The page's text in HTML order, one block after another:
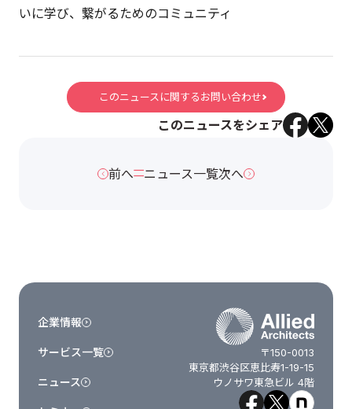
いに学び、繋がるためのコミュニティ
このニュースに関するお問い合わせ
このニュースをシェア
前へ ニュース一覧次へ
〒150-0013
東京都渋谷区恵比寿1-19-15
ウノサワ東急ビル 4階
企業情報
サービス一覧
ニュース